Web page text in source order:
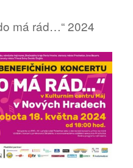
má rád…“ 2024